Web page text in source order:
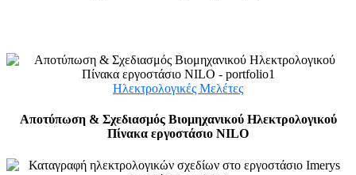
Ηλεκτρολογικές Μελέτες
Αποτύπωση & Σχεδιασμός Βιομηχανικού Ηλεκτρολογικού
Πίνακα εργοστάσιο NILO